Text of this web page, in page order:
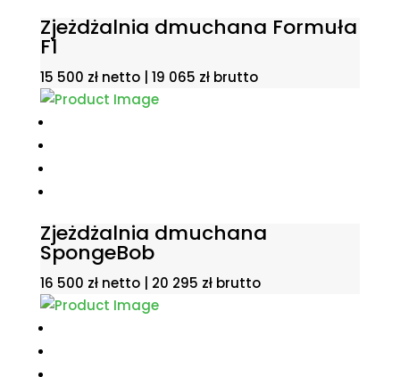
Zjeżdżalnia dmuchana Formuła
F1
15 500 zł netto | 19 065 złbrutto
Zjeżdżalnia dmuchana
SpongeBob
16 500 zł netto | 20 295 złbrutto